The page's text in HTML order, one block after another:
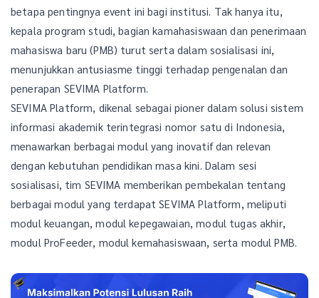
betapa pentingnya event ini bagi institusi. Tak hanya itu,
kepala program studi, bagian kamahasiswaan dan penerimaan
mahasiswa baru (PMB) turut serta dalam sosialisasi ini,
menunjukkan antusiasme tinggi terhadap pengenalan dan
penerapan SEVIMA Platform.
SEVIMA Platform, dikenal sebagai pioner dalam solusi sistem
informasi akademik terintegrasi nomor satu di Indonesia,
menawarkan berbagai modul yang inovatif dan relevan
dengan kebutuhan pendidikan masa kini. Dalam sesi
sosialisasi, tim SEVIMA memberikan pembekalan tentang
berbagai modul yang terdapat SEVIMA Platform, meliputi
modul keuangan, modul kepegawaian, modul tugas akhir,
modul ProFeeder, modul kemahasiswaan, serta modul PMB.